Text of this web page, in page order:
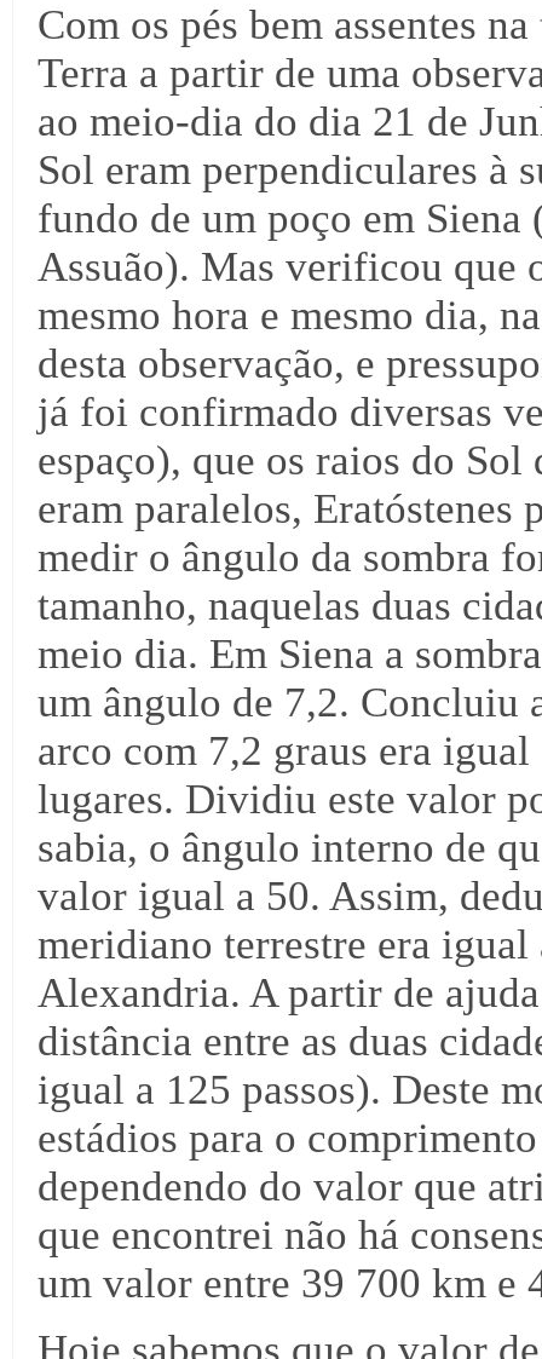
Com os pés bem assentes
Terra a partir de uma
ao meio-dia do dia 21 de
Sol eram perpendiculares à
fundo de um poço em
Assuão). Mas verificou que
mesmo hora e mesmo dia,
desta observação, e
já foi confirmado diversas
espaço), que os raios do
eram paralelos, Eratóstenes
medir o ângulo da sombra
tamanho, naquelas duas
meio dia. Em Siena a
um ângulo de 7,2. Concluiu
arco com 7,2 graus era
lugares. Dividiu este valor
sabia, o ângulo interno de
valor igual a 50. Assim,
meridiano terrestre era igual
Alexandria. A partir de
distância entre as duas
igual a 125 passos). Deste
estádios para o
dependendo do valor que
que encontrei não há
um valor entre 39 700 km e